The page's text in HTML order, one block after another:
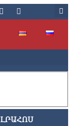
ԼՐԱՀՈՍ